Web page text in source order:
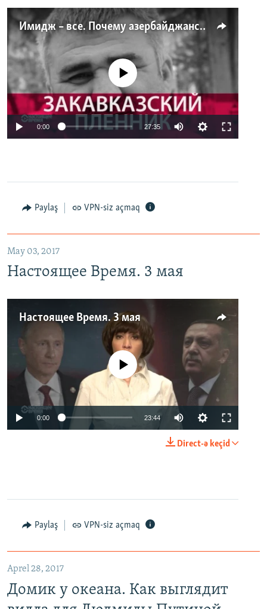
Имидж – все. Почему азербайджанские правозащитники и независимые журналисты попадают в тюрьму
No media source currently available
0:00 27:35
Paylaş VPN-siz açmaq
May 03, 2017
Настоящее Время. 3 мая
Настоящее Время. 3 мая
No media source currently available
0:00 23:44
Direct-ə keçid
Paylaş VPN-siz açmaq
Aprel 28, 2017
Домик у океана. Как выглядит